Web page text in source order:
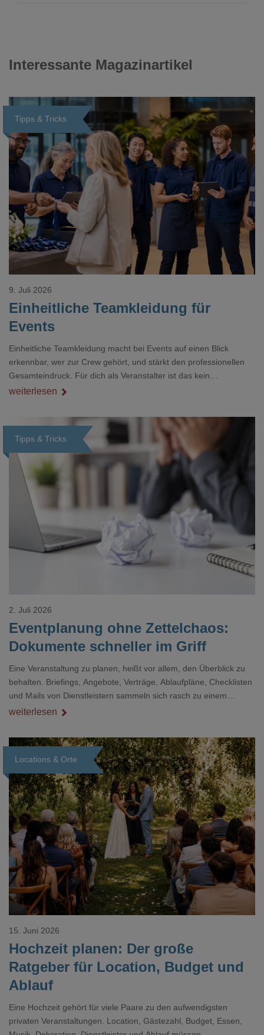
Interessante Magazinartikel
Tipps & Tricks
Loading...
Einheitliche Teamkleidung für
Events
9. Juli 2026
Einheitliche Teamkleidung macht bei Events auf einen Blick
erkennbar, wer zur Crew gehört, und stärkt den professionellen
Gesamteindruck. Für dich als Veranstalter ist das kein
Nebenthema: Bei Textilien mit Stickerei oder mehreren
weiterlesen
Tipps & Tricks
Loading...
Eventplanung ohne Zettelchaos:
Dokumente schneller im Griff
2. Juli 2026
Eine Veranstaltung zu planen, heißt vor allem, den Überblick zu
behalten. Briefings, Angebote, Verträge, Ablaufpläne, Checklisten
und Mails von Dienstleistern sammeln sich rasch zu einem
unübersichtlichen Stapel. Wer schon einmal kurz vor einem Event
Dokument gesucht hat, kennt das mulmige Gefühl.
weiterlesen
Locations & Orte
Hochzeit planen: Der große
Ratgeber für Location, Budget und
Ablauf
15. Juni 2026
Eine Hochzeit gehört für viele Paare zu den aufwendigsten
privaten Veranstaltungen. Location, Gästezahl, Budget, Essen,